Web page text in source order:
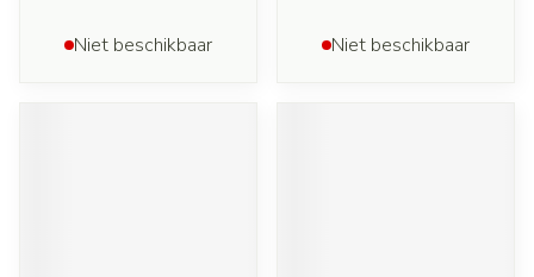
Niet beschikbaar Niet beschikbaar